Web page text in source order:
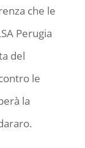
che le
Perugia
del
le
la